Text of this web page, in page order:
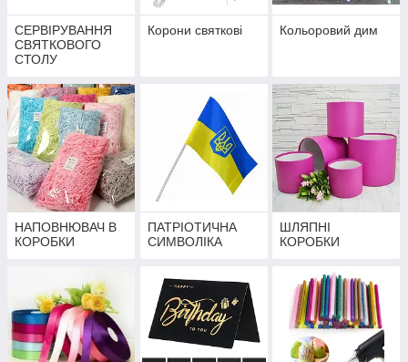
СЕРВІРУВАННЯ
СВЯТКОВОГО
СТОЛУ
Корони святкові Кольоровий дим
НАПОВНЮВАЧ В
КОРОБКИ
ПАТРІОТИЧНА
СИМВОЛІКА
ШЛЯПНІ
КОРОБКИ